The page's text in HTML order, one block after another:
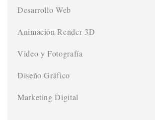
Desarrollo Web
Animación Render 3D
Video y Fotografía
Diseño Gráfico
Marketing Digital